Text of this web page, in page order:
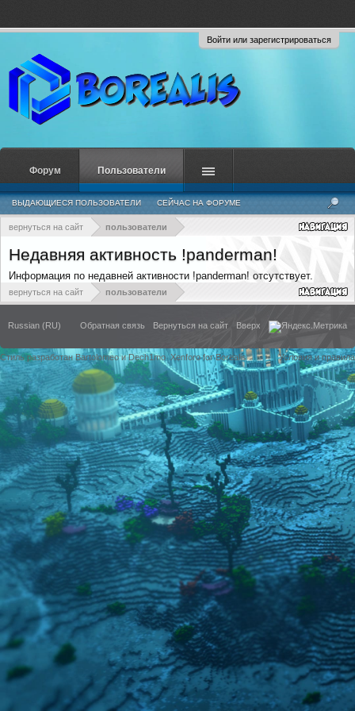
Войти или зарегистрироваться
вернуться на сайт пользователи
Недавняя активность !panderman!
Информация по недавней активности !panderman! отсутствует.
вернуться на сайт пользователи
Форум Пользователи
ВЫДАЮЩИЕСЯ ПОЛЬЗОВАТЕЛИ СЕЙЧАС НА ФОРУМЕ
НЕДАВНЯЯ АКТИВНОСТЬ НОВЫЕ СООБЩЕНИЯ ПРОФИЛЯ
Russian (RU) Обратная связь Вернуться на сайт Вверх
Стиль разработан Bartolomeo и Dech1moXenforo for Borealis Условия и правила